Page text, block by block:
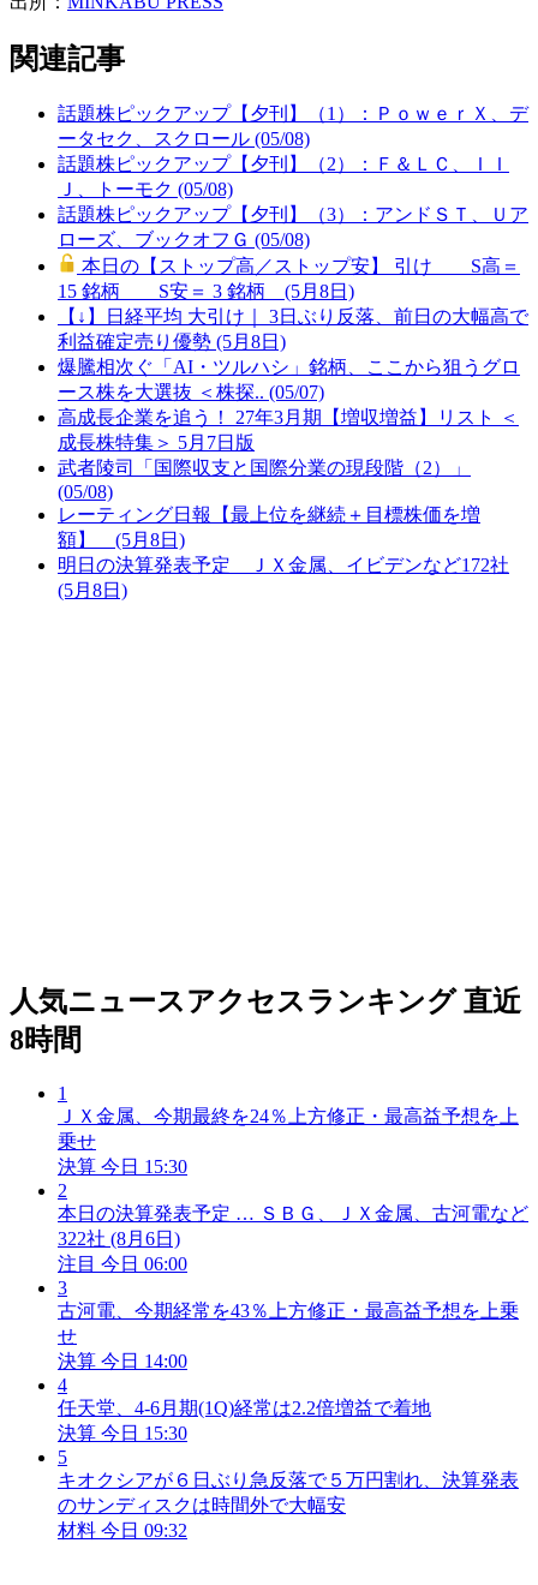
関連記事
話題株ピックアップ【夕刊】（1）：ＰｏｗｅｒＸ、デ
ータセク、スクロール (05/08)
話題株ピックアップ【夕刊】（2）：Ｆ＆ＬＣ、ＩＩ
Ｊ、トーモク (05/08)
話題株ピックアップ【夕刊】（3）：アンドＳＴ、Ｕア
ローズ、ブックオフＧ (05/08)
本日の【ストップ高／ストップ安】 引け S高＝
15 銘柄 S安＝ 3 銘柄 (5月8日)
【↓】日経平均 大引け｜ 3日ぶり反落、前日の大幅高で
利益確定売り優勢 (5月8日)
爆騰相次ぐ「AI・ツルハシ」銘柄、ここから狙うグロ
ース株を大選抜 ＜株探.. (05/07)
高成長企業を追う！ 27年3月期【増収増益】リスト ＜
成長株特集＞ 5月7日版
武者陵司「国際収支と国際分業の現段階（2）」
(05/08)
レーティング日報【最上位を継続＋目標株価を増
額】 (5月8日)
明日の決算発表予定 ＪＸ金属、イビデンなど172社
(5月8日)
人気ニュースアクセスランキング 直近
8時間
1
ＪＸ金属、今期最終を24％上方修正・最高益予想を上
乗せ
決算 今日 15:30
2
本日の決算発表予定 … ＳＢＧ、ＪＸ金属、古河電など
322社 (8月6日)
注目 今日 06:00
3
古河電、今期経常を43％上方修正・最高益予想を上乗
せ
決算 今日 14:00
4
任天堂、4-6月期(1Q)経常は2.2倍増益で着地
決算 今日 15:30
5
キオクシアが６日ぶり急反落で５万円割れ、決算発表
のサンディスクは時間外で大幅安
材料 今日 09:32